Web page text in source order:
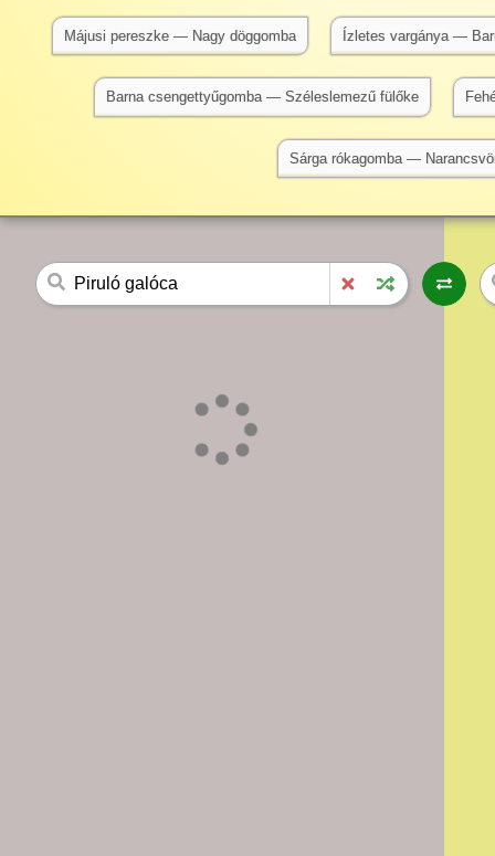
Májusi pereszke — Nagy döggomba Ízletes vargánya —
Barna csengettyűgomba — Széleslemezű fülőke
Sárga rókagomba —